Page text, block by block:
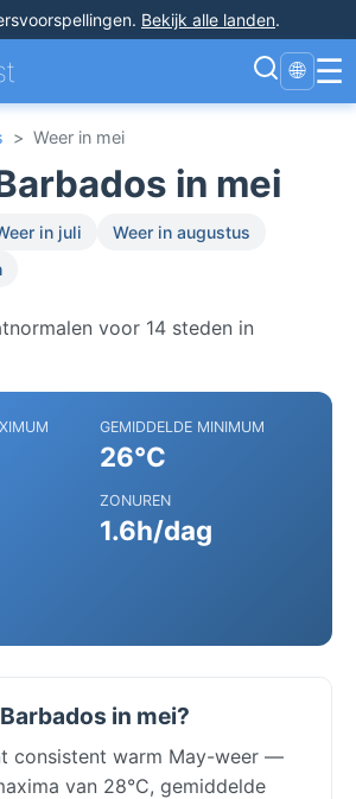
. Bekijk alle landen.
🌐 ☰
> Weer in mei
in mei
in juli
Weer in augustus
voor 14 steden in
GEMIDDELDE MINIMUM
26°C
ZONUREN
1.6h/dag
in mei?
consistent warm May-weer —
van 28°C, gemiddelde